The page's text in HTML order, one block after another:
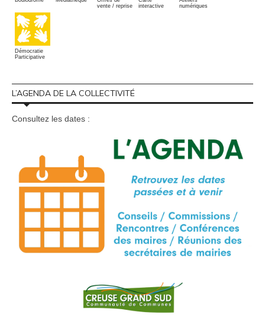
vente / reprise
interactive
numériques
Démocratie
Participative
L’AGENDA DE LA COLLECTIVITÉ
Consultez les dates :